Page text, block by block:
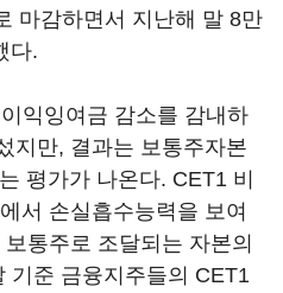
마감하면서 지난해 말 8만
다.
익잉여금 감소를 감내하
지만, 결과는 보통주자본
평가가 나온다. CET1 비
서 손실흡수능력을 보여
통주로 조달되는 자본의
기준 금융지주들의 CET1